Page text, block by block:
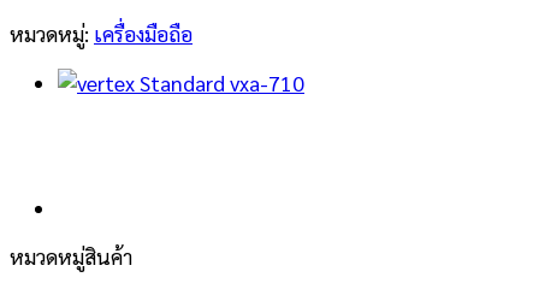
หมวดหมู่: เครื่องมือถือ
หมวดหมู่สินค้า